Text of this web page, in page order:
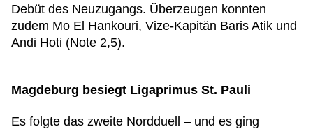
Debüt des Neuzugangs. Überzeugen konnten
zudem Mo El Hankouri, Vize-Kapitän Baris Atik und
Andi Hoti (Note 2,5).
Magdeburg besiegt Ligaprimus St. Pauli
Es folgte das zweite Nordduell – und es ging